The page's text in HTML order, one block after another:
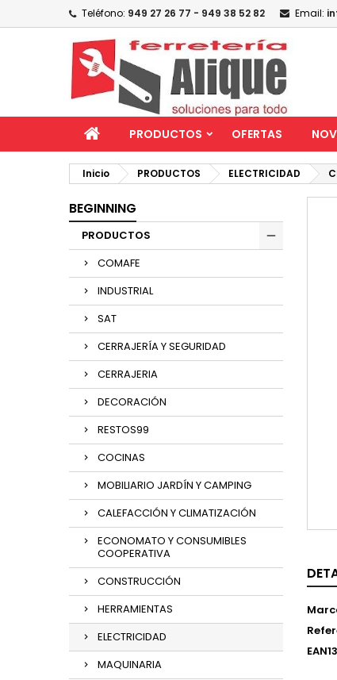
Teléfono: 949 27 26 77 - 949 38 52 82 Email:
PRODUCTOS OFERTAS
Inicio PRODUCTOS ELECTRICIDAD
BEGINNING
PRODUCTOS
COMAFE
INDUSTRIAL
SAT
CERRAJERÍA Y SEGURIDAD
CERRAJERIA
DECORACIÓN
RESTOS99
COCINAS
MOBILIARIO JARDÍN Y CAMPING
CALEFACCIÓN Y CLIMATIZACIÓN
ECONOMATO Y CONSUMIBLES
COOPERATIVA
CONSTRUCCIÓN
HERRAMIENTAS
ELECTRICIDAD
MAQUINARIA
EAN13